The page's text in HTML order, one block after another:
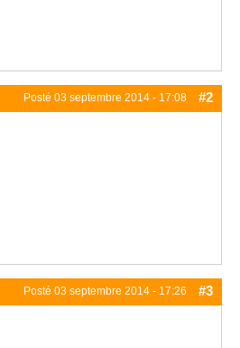
Posté 03 septembre 2014 - 17:08 #2
Posté 03 septembre 2014 - 17:26 #3